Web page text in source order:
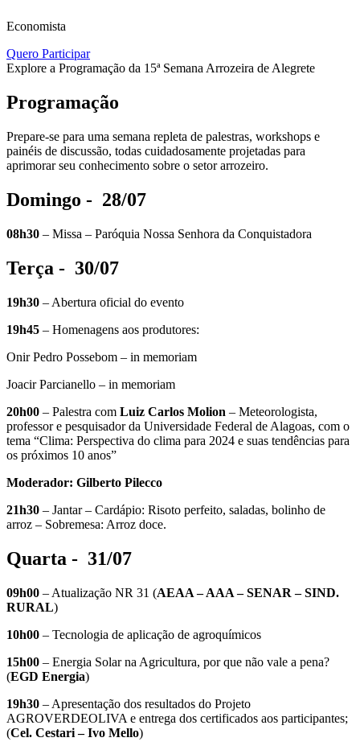
Economista
Quero Participar
Explore a Programação da 15ª Semana Arrozeira de Alegrete
Programação
Prepare-se para uma semana repleta de palestras, workshops e
painéis de discussão, todas cuidadosamente projetadas para
aprimorar seu conhecimento sobre o setor arrozeiro.
Domingo - 28/07
08h30 – Missa – Paróquia Nossa Senhora da Conquistadora
Terça - 30/07
19h30 – Abertura oficial do evento
19h45 – Homenagens aos produtores:
Onir Pedro Possebom – in memoriam
Joacir Parcianello – in memoriam
20h00 – Palestra com Luiz Carlos Molion – Meteorologista,
professor e pesquisador da Universidade Federal de Alagoas, com o
tema “Clima: Perspectiva do clima para 2024 e suas tendências para
os próximos 10 anos”
Moderador: Gilberto Pilecco
21h30 – Jantar – Cardápio: Risoto perfeito, saladas, bolinho de
arroz – Sobremesa: Arroz doce.
Quarta - 31/07
09h00 – Atualização NR 31 (AEAA – AAA – SENAR – SIND.
RURAL)
10h00 – Tecnologia de aplicação de agroquímicos
15h00 – Energia Solar na Agricultura, por que não vale a pena?
(EGD Energia)
19h30 – Apresentação dos resultados do Projeto
AGROVERDEOLIVA e entrega dos certificados aos participantes;
(Cel. Cestari – Ivo Mello)